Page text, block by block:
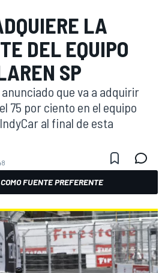
LA
DEL EQUIPO
SP
que va a adquirir
75 por ciento en el equipo
al final de esta
FUENTE PREFERENTE